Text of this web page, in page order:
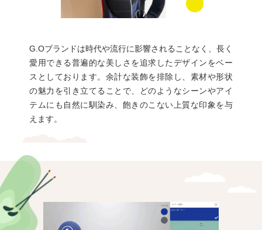
G.Oブランドは時代や流行に影響されることなく、⻑く
愛用できる普遍的な美しさを追求したデザインをベー
スとしております。余計な装飾を排除し、素材や形状
の魅力を引き立てることで、どのようなシーンやアイ
テムにも自然に馴染み、飽きのこない上質な印象を与
えます。